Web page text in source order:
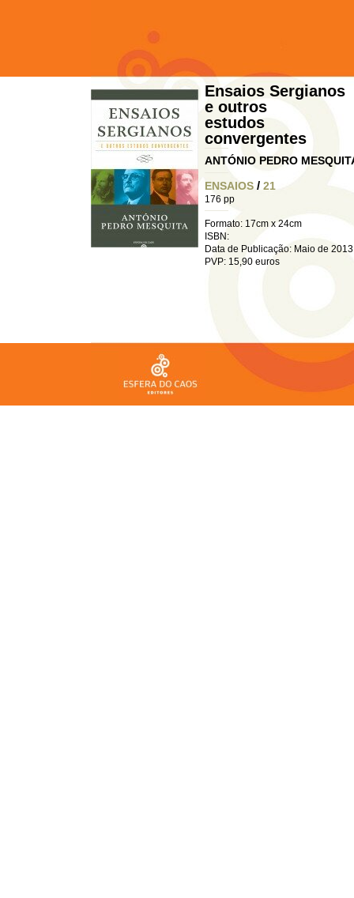
Ensaios Sergianos
e outros
estudos
convergentes
ANTÓNIO PEDRO
ENSAIOS / 21
176 pp
Formato: 17cm x 24cm
ISBN:
Data de Publicação: Maio de 2013
PVP: 15,90 euros